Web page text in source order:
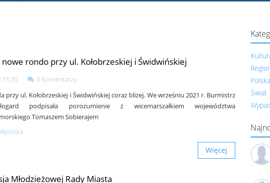
Polska
Świat
rondo przy ul. Kołobrzeskiej i Świdwińskiej
15:35
0 komentarzy
przy ul. Kołobrzeskiej i Świdwińskiej coraz bliżej. We wrześniu 2021 r. Burmistrz
podpisała porozumienie z wicemarszałkiem województwa
Tomaszem Sobierajem
#polska
Więcej
Młodzieżowej Rady Miasta